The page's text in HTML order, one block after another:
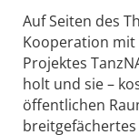
Auf Seiten des
Kooperation mit
Projektes
holt und sie –
öffentlichen